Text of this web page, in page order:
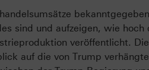
sind und aufzeigen, wie hoch
veröffentlicht. Die
auf die von Trump